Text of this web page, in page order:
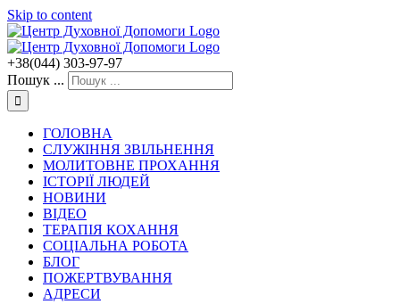
Skip to content
+38(044) 303-97-97
Пошук ...
ГОЛОВНА
СЛУЖІННЯ ЗВІЛЬНЕННЯ
МОЛИТОВНЕ ПРОХАННЯ
ІСТОРІЇ ЛЮДЕЙ
НОВИНИ
ВІДЕО
ТЕРАПІЯ КОХАННЯ
СОЦІАЛЬНА РОБОТА
БЛОГ
ПОЖЕРТВУВАННЯ
АДРЕСИ